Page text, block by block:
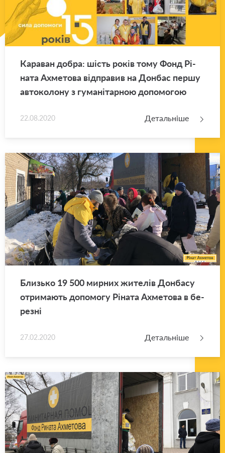
Ка­ра­ван добра: шість років тому Фонд Рі­
на­та Ахме­то­ва від­пра­вив на Дон­бас першу
ав­то­ко­ло­ну з гу­ма­ні­тар­ною до­по­мо­гою
22.08.2020 Детальніше
Близь­ко 19 500 мир­них жи­те­лів Дон­ба­су
отри­ма­ють до­по­мо­гу Рі­на­та Ахме­то­ва в бе­
ре­зні
27.02.2020 Детальніше